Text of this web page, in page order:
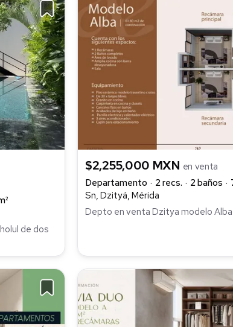
de dos
$2,255,000 MXN en venta
Departamento
2 recs. 2 baños
Sn, Dzityá, Mérida
Depto en venta Dzitya modelo Alba